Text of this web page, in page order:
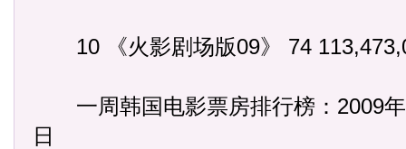
10 《火影剧场版09》 74
一周韩国电影票房排行榜：2009年
日